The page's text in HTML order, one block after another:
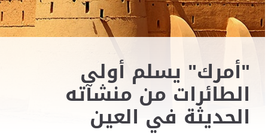
"أمرك" يسلم أولى
الطائرات من منشآته
الحديثة في العين